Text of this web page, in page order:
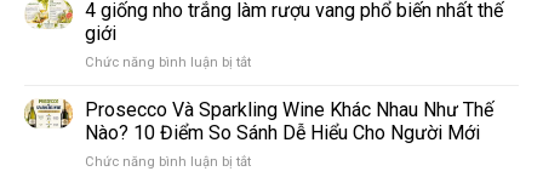
4 giống nho trắng làm rượu vang phổ biến nhất thế
giới
Chức năng bình luận bị tắtở
giống
nho
trắng
làm
Prosecco Và Sparkling Wine Khác Nhau Như Thế
Nào? 10 Điểm So Sánh Dễ Hiểu Cho Người Mới
Chức năng bình luận bị tắtở